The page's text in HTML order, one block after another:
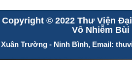
Copyright © 2022 Thư Viện
Vô Nhiễm Bùi
Xuân Trường - Ninh Bình, Email: